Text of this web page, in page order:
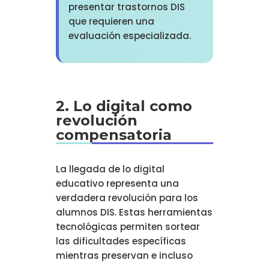
presentar trastornos DIS
que requieren una
evaluación especializada.
2. Lo digital como
revolución
compensatoria
La llegada de lo digital
educativo representa una
verdadera revolución para los
alumnos DIS. Estas herramientas
tecnológicas permiten sortear
las dificultades específicas
mientras preservan e incluso